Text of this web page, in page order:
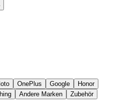
OnePlus Google
Honor
Andere Marken
Zubehör